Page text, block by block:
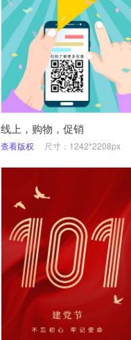
线上，购物，促销
查看版权 尺寸：1242*2208px